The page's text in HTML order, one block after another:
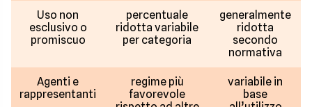
Uso non
esclusivo o
promiscuo
percentuale
ridotta variabile
per categoria
generalmente
ridotta
secondo
normativa
Agenti e
rappresentanti
regime più
favorevole
variabile in
base